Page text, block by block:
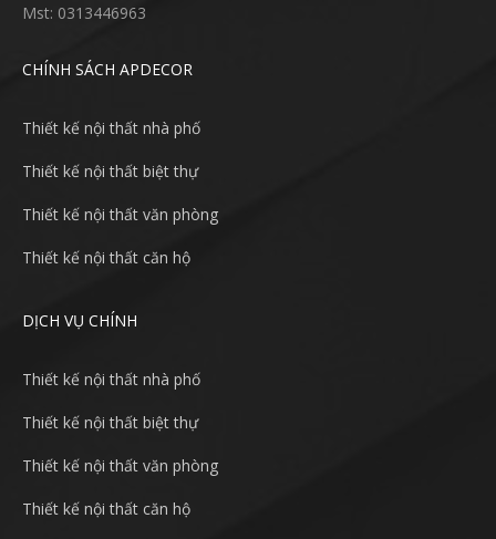
Mst: 0313446963
CHÍNH SÁCH APDECOR
Thiết kế nội thất nhà phố
Thiết kế nội thất biệt thự
Thiết kế nội thất văn phòng
Thiết kế nội thất căn hộ
DỊCH VỤ CHÍNH
Thiết kế nội thất nhà phố
Thiết kế nội thất biệt thự
Thiết kế nội thất văn phòng
Thiết kế nội thất căn hộ